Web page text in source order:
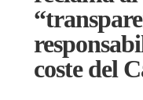
coste del